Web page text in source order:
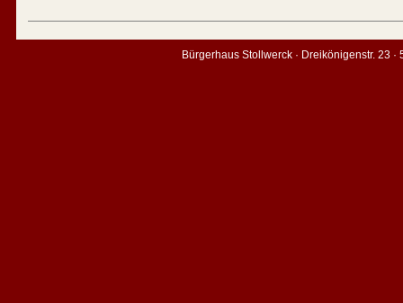
Bürgerhaus Stollwerck · Dreikönigenstr. 23